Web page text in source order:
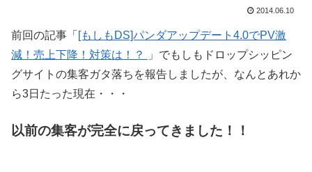
2014.06.10
前回の記事「 [もしもDS]パンダアップデート4.0でPV激
減！売上下降！対策は！？
」でもしもドロップシッピン
グサイトの集客ガタ落ちを報告しましたが、なんとあれか
ら3日たった現在・・・
以前の集客が完全に戻ってきました！！